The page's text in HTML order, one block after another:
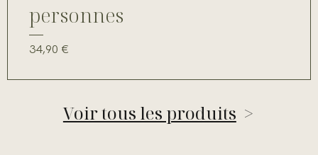
personnes
Prix
34,90 €
Voir tous les produits >